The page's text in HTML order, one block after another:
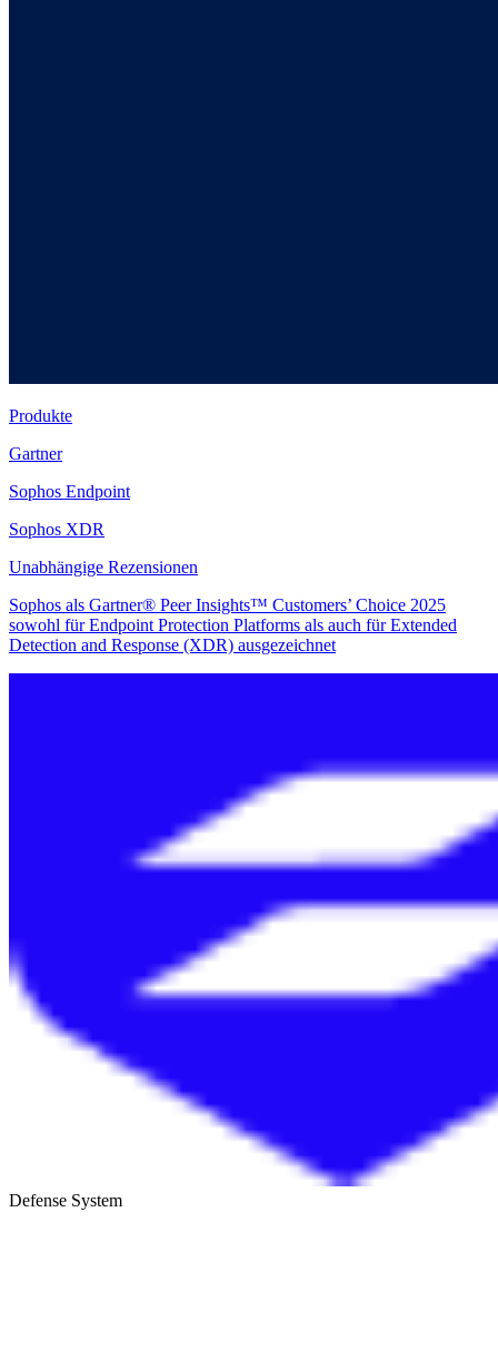
Produkte
Gartner
Sophos Endpoint
Sophos XDR
Unabhängige Rezensionen
Sophos als Gartner® Peer Insights™ Customers’ Choice 2025
sowohl für Endpoint Protection Platforms als auch für Extended
Detection and Response (XDR) ausgezeichnet
Defense System